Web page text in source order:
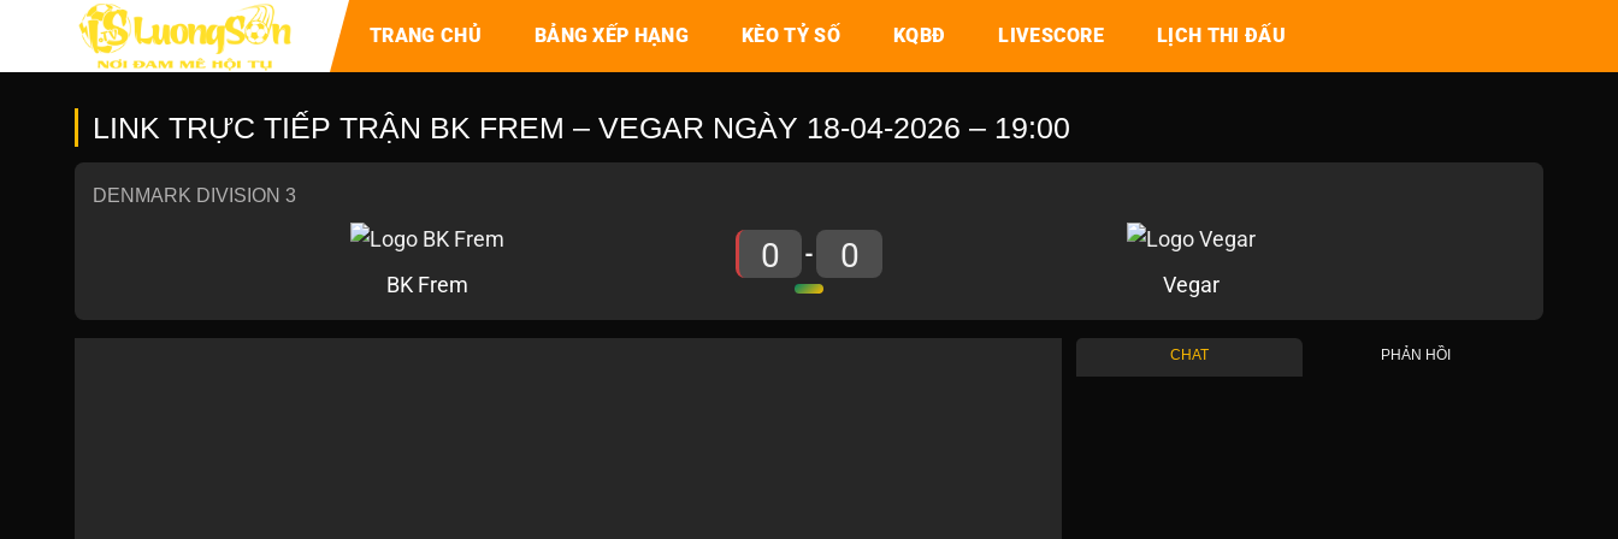
TRANG CHỦ BẢNG XẾP HẠNG KÈO TỶ SỐ KQBĐ LIVESCORE LỊCH THI ĐẤU
LINK TRỰC TIẾP TRẬN BK FREM – VEGAR NGÀY 18-04-2026 – 19:00
DENMARK DIVISION 3
BK Frem
0 - 0
Vegar
CHAT PHẢN HỒI